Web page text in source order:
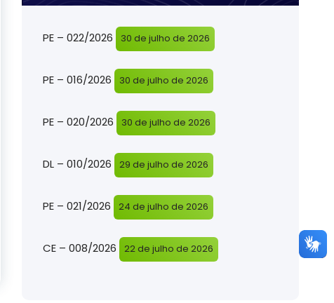
PE – 022/2026 30 de julho de 2026
PE – 016/2026 30 de julho de 2026
PE – 020/2026 30 de julho de 2026
DL – 010/2026 29 de julho de 2026
PE – 021/2026 24 de julho de 2026
CE – 008/2026 22 de julho de 2026